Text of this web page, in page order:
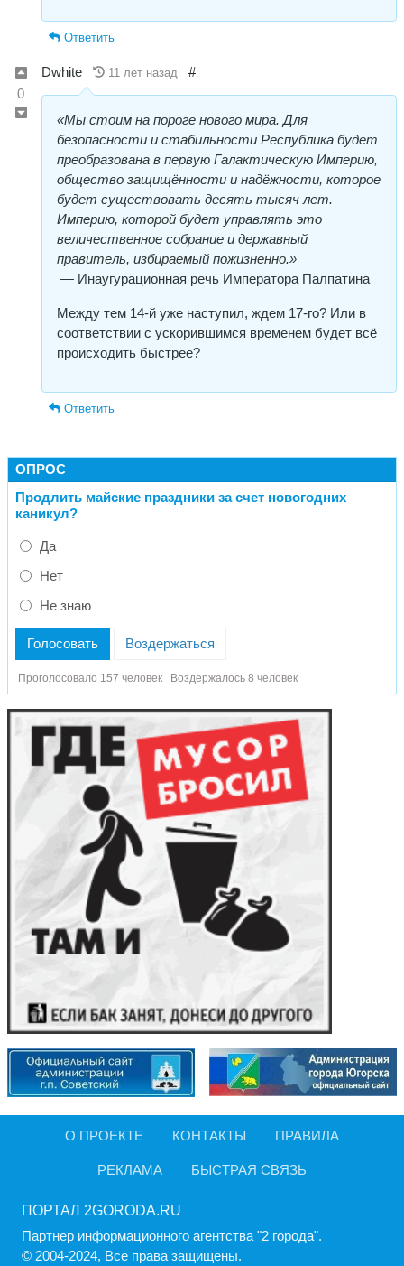
Ответить
0
Dwhite 11 лет назад #
«Мы стоим на пороге нового мира. Для
безопасности и стабильности Республика будет
преобразована в первую Галактическую Империю,
общество защищённости и надёжности, которое
будет существовать десять тысяч лет.
Империю, которой будет управлять это
величественное собрание и державный
правитель, избираемый пожизненно.»
— Инаугурационная речь Императора Палпатина
Между тем 14-й уже наступил, ждем 17-го? Или в
соответствии с ускорившимся временем будет всё
происходить быстрее?
Ответить
ОПРОС
Продлить майские праздники за счет новогодних
каникул?
Да
Нет
Не знаю
Голосовать Воздержаться
Проголосовало 157 человек Воздержалось 8 человек
О ПРОЕКТЕ КОНТАКТЫ ПРАВИЛА
РЕКЛАМА БЫСТРАЯ СВЯЗЬ
ПОРТАЛ 2GORODA.RU
Партнер информационного агентства "2 города".
© 2004-2024, Все права защищены.